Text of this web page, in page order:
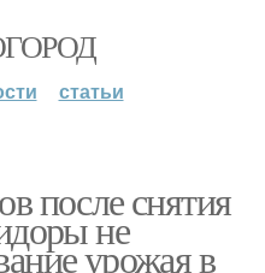
статьи
после снятия
не
урожая в